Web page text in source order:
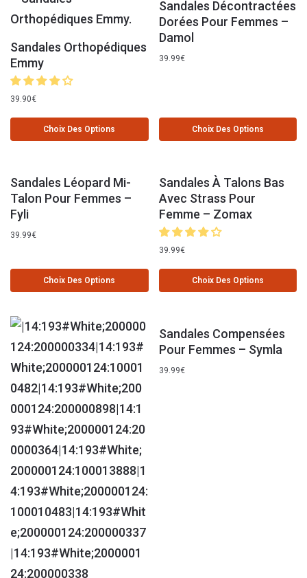
Sandales Orthopédiques
Emmy
39.90€
Choix Des Options
Sandales Décontractées
Dorées Pour Femmes –
Damol
39.99€
Choix Des Options
Sandales Léopard Mi-
Talon Pour Femmes –
Fyli
39.99€
Choix Des Options
Sandales À Talons Bas
Avec Strass Pour
Femme – Zomax
39.99€
Choix Des Options
Sandales Compensées
Pour Femmes – Symla
39.99€